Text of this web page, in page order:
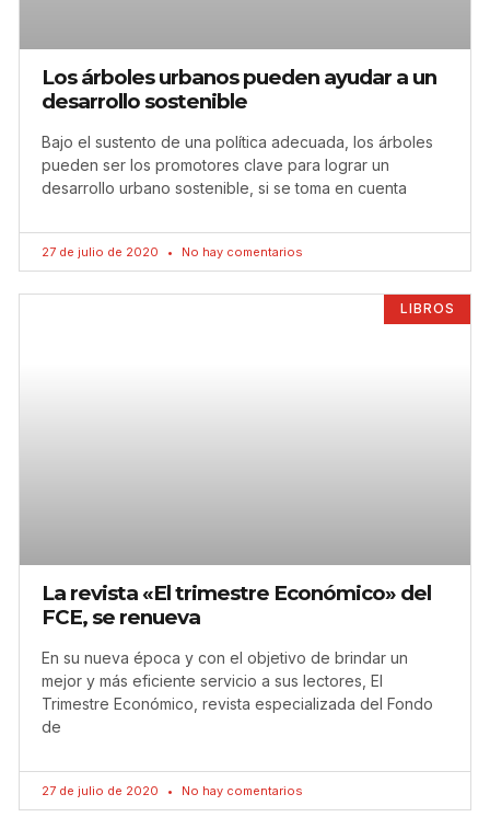
Los árboles urbanos pueden ayudar a un
desarrollo sostenible
Bajo el sustento de una política adecuada, los árboles
pueden ser los promotores clave para lograr un
desarrollo urbano sostenible, si se toma en cuenta
27 de julio de 2020 No hay comentarios
LIBROS
La revista «El trimestre Económico» del
FCE, se renueva
En su nueva época y con el objetivo de brindar un
mejor y más eficiente servicio a sus lectores, El
Trimestre Económico, revista especializada del Fondo
de
27 de julio de 2020 No hay comentarios